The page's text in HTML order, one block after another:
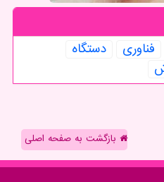
فناوری
دستگاه
بازگشت به صفحه اصلی